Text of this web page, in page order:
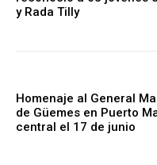
y Rada Tilly
Homenaje al General
de Güemes en Puerto
central el 17 de junio